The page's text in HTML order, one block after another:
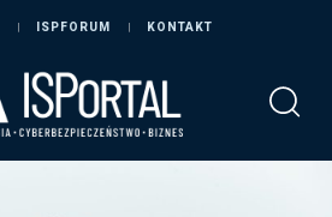
ISPFORUM KONTAKT